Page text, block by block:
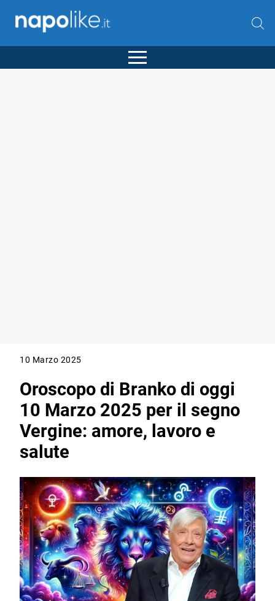
10 Marzo 2025
Oroscopo di Branko di oggi
10 Marzo 2025 per il segno
Vergine: amore, lavoro e
salute